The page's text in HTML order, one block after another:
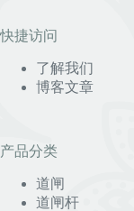
快捷访问
了解我们
博客文章
产品分类
道闸
道闸杆